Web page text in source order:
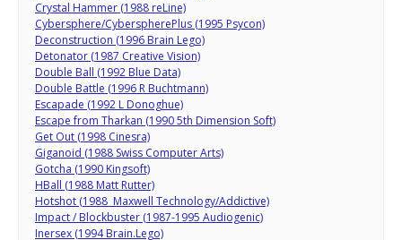
Crystal Hammer (1988 reLine)
Cybersphere/CyberspherePlus (1995 Psycon)
Deconstruction (1996 Brain Lego)
Detonator (1987 Creative Vision)
Double Ball (1992 Blue Data)
Double Battle (1996 R Buchtmann)
Escapade (1992 L Donoghue)
Escape from Tharkan (1990 5th Dimension Soft)
Get Out (1998 Cinesra)
Giganoid (1988 Swiss Computer Arts)
Gotcha (1990 Kingsoft)
HBall (1988 Matt Rutter)
Hotshot (1988 Maxwell Technology/Addictive)
Impact / Blockbuster (1987-1995 Audiogenic)
Inersex (1994 Brain.Lego)